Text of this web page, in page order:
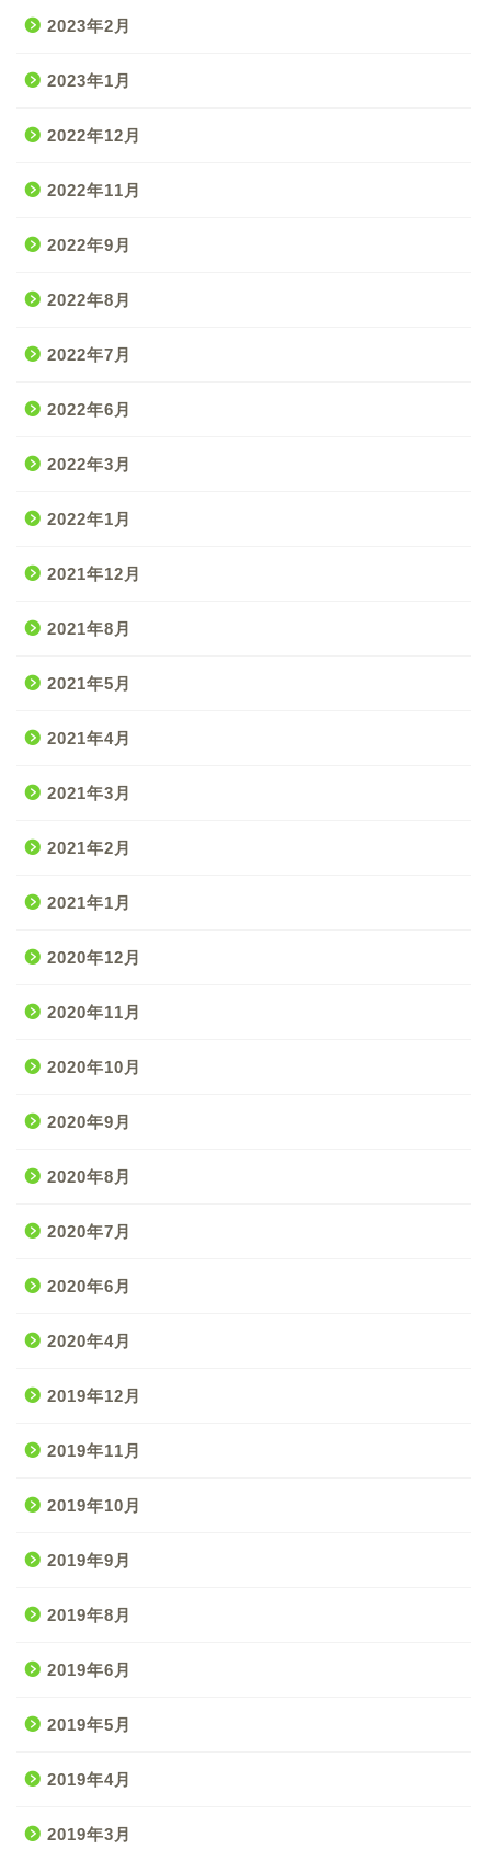
2023年2月
2023年1月
2022年12月
2022年11月
2022年9月
2022年8月
2022年7月
2022年6月
2022年3月
2022年1月
2021年12月
2021年8月
2021年5月
2021年4月
2021年3月
2021年2月
2021年1月
2020年12月
2020年11月
2020年10月
2020年9月
2020年8月
2020年7月
2020年6月
2020年4月
2019年12月
2019年11月
2019年10月
2019年9月
2019年8月
2019年6月
2019年5月
2019年4月
2019年3月